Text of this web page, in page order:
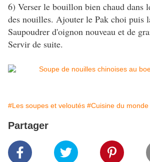
6) Verser le bouillon bien chaud dans
des nouilles. Ajouter le Pak choi puis
Saupoudrer d'oignon nouveau et de
Servir de suite.
#Les soupes et veloutés #Cuisine du monde
Partager